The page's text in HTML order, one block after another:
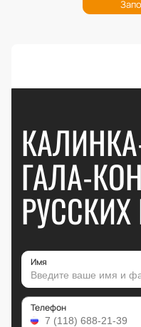
ГАЛА-
РУССКИХ
Имя
Телефон